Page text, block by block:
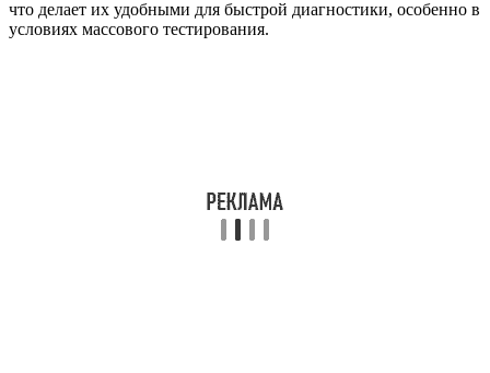
что делает их удобными для быстрой диагностики, особенно в
условиях массового тестирования.